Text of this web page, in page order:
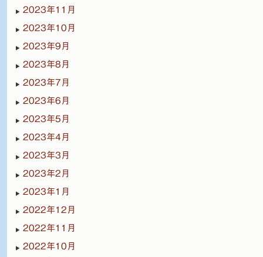
2023年11月
2023年10月
2023年9月
2023年8月
2023年7月
2023年6月
2023年5月
2023年4月
2023年3月
2023年2月
2023年1月
2022年12月
2022年11月
2022年10月